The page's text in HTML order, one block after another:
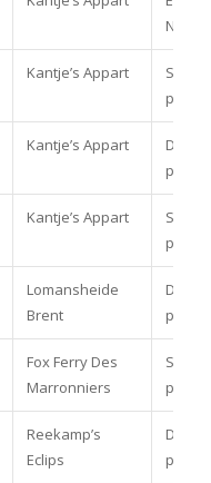
Nat/Int
Kantje’s Appart
pony
Kantje’s Appart
pony
Kantje’s Appart
pony
Lomansheide
Brent
pony
Fox Ferry Des
Marronniers
pony
Reekamp’s
Eclips
pony